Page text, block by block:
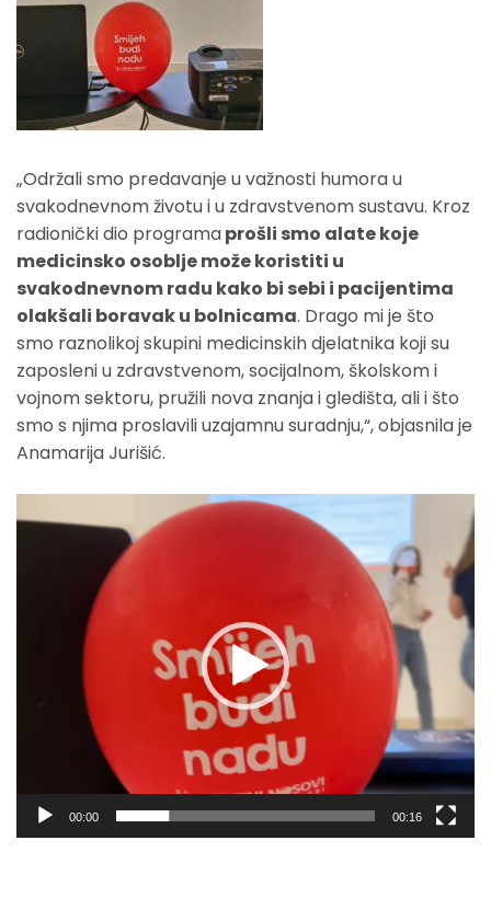
„Održali smo predavanje u važnosti humora u
svakodnevnom životu i u zdravstvenom sustavu. Kroz
radionički dio programaprošli smo alate koje
medicinsko osoblje može koristiti u
svakodnevnom radu kako bi sebi i pacijentima
olakšali boravak u bolnicama. Drago mi je što
smo raznolikoj skupini medicinskih djelatnika koji su
zaposleni u zdravstvenom, socijalnom, školskom i
vojnom sektoru, pružili nova znanja i gledišta, ali i što
smo s njima proslavili uzajamnu suradnju,“, objasnila je
Anamarija Jurišić.
Player
00:00 00:16